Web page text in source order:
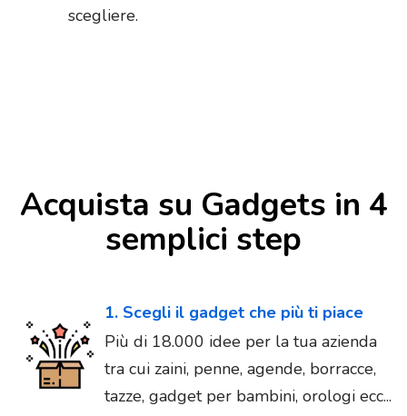
scegliere.
Acquista su Gadgets in 4
semplici step
1. Scegli il gadget che più ti piace
Più di 18.000 idee per la tua azienda
tra cui zaini, penne, agende, borracce,
tazze, gadget per bambini, orologi ecc...